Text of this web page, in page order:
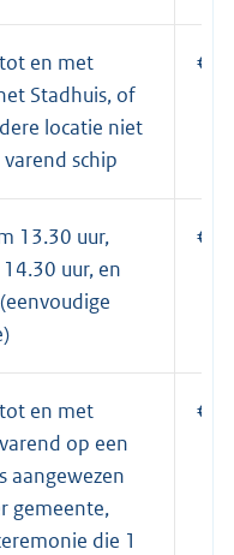
en met
Stadhuis, of
locatie niet
schip
€
13.30 uur,
uur, en
€
en met
op een
aangewezen
gemeente,
die 1
€